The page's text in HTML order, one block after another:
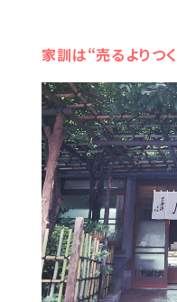
家訓は“売るよりつ